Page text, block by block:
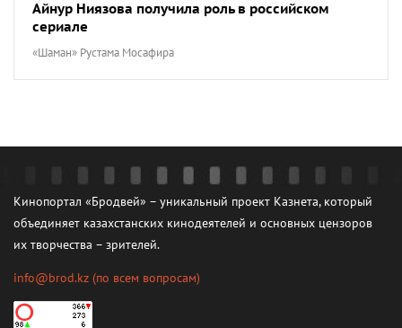
Айнур Ниязова получила роль в российском
сериале
«Шаман» Рустама Мосафира
Кинопортал «Бродвей» – уникальный проект Казнета, который
объединяет казахстанских кинодеятелей и основных цензоров
их творчества – зрителей.
info@brod.kz (по всем вопросам)